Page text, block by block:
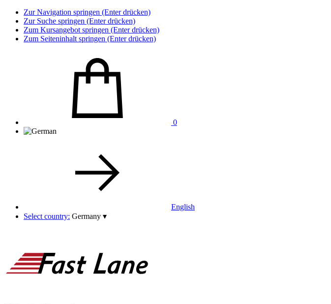
Zur Navigation springen (Enter drücken)
Zur Suche springen (Enter drücken)
Zum Kursangebot springen (Enter drücken)
Zum Seiteninhalt springen (Enter drücken)
0
English
Select country: Germany ▾